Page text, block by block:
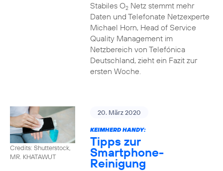
Stabiles O2Netz stemmt mehr
Daten und Telefonate Netzexperte
Michael Horn, Head of Service
Quality Management im
Netzbereich von Telefónica
Deutschland, zieht ein Fazit zur
ersten Woche.
Credits: Shutterstock,
MR. KHATAWUT
20. März 2020
KEIMHERD HANDY:
Tipps zur
Smartphone-
Reinigung